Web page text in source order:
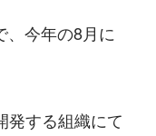
、今年の8月に
発する組織にて